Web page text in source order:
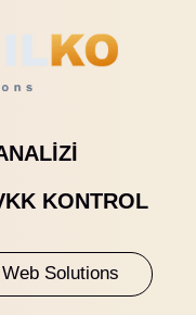
KONTROL
Solutions